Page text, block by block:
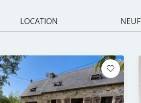
LOCATION NEUF